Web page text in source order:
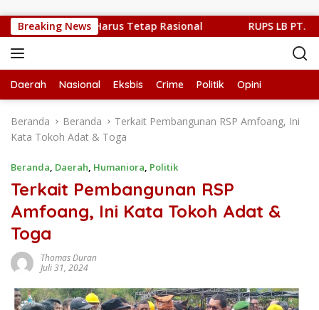
Breaking News
Publik Harus Tetap Rasional RUPS LB PT.
Daerah Nasional Eksbis Crime Politik Opini
Beranda Beranda
Terkait Pembangunan RSP Amfoang, Ini
Kata Tokoh Adat & Toga
Beranda, Daerah, Humaniora, Politik
Terkait Pembangunan RSP
Amfoang, Ini Kata Tokoh Adat &
Toga
Thomas Duran
Juli 31, 2024